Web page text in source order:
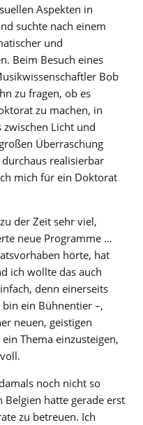
Aspekten in
suchte nach einem
und
Beim Besuch eines
Bob
zu fragen, ob es
zu machen, in
Licht und
Überraschung
realisierbar
mich für ein Doktorat
der Zeit sehr viel,
neue Programme …
hörte, hat
ich wollte das auch
denn einerseits
ein Bühnentier­ –,
neuen, geistigen
Thema einzusteigen,
noch nicht so
Belgien hatte gerade erst
zu betreuen. Ich